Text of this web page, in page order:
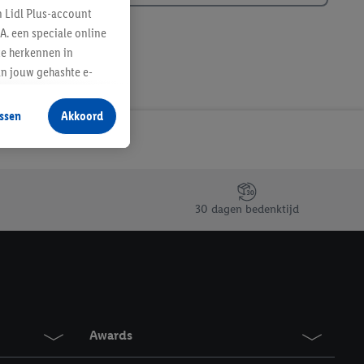
30 dagen bedenktijd
Awards
Lidl Plus-account
een speciale online
herkennen in
jouw gehashte e-
producten waarin je
te plaatsen
jouw gehashte e-
kunnen worden
vergelijkbare
in te
Akkoord